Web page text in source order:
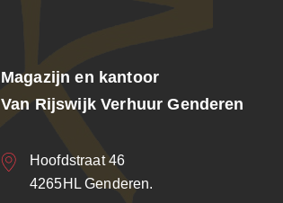
Magazijn en kantoor
Van Rijswijk Verhuur Genderen
Hoofdstraat 46
4265HL Genderen.